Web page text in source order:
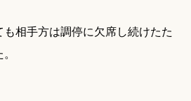
相手方は調停に欠席し続けたた